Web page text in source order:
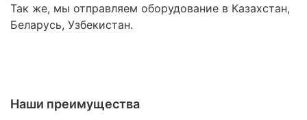
Так же, мы отправляем оборудование в Казахстан,
Беларусь, Узбекистан.
Наши преимущества